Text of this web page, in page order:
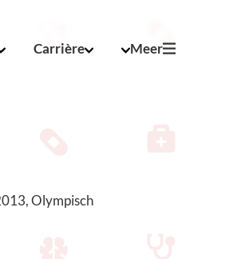
Carrière Meer
Olympisch